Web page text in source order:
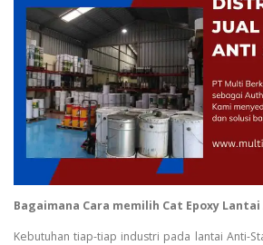
Bagaimana Cara memilih Cat Epoxy
Kebutuhan tiap-tiap industri pada lantai Anti-